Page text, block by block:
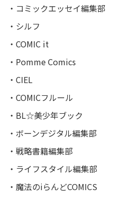
・コミックエッセイ編集部
・シルフ
・COMIC it
・Pomme Comics
・CIEL
・COMICフルール
・BL☆美少年ブック
・ボーンデジタル編集部
・戦略書籍編集部
・ライフスタイル編集部
・魔法のiらんどCOMICS